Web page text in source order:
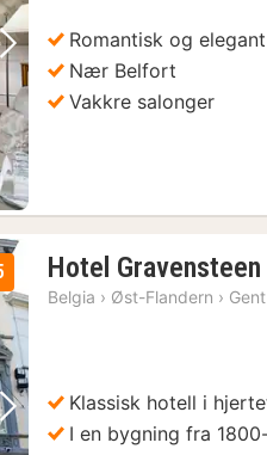
bilde
Romantisk og elegant
Nær Belfort
Vakkre salonger
bilde
Hotel Gravensteen
Belgia › Øst-Flandern › Gent
Klassisk hotell i
I en bygning fra